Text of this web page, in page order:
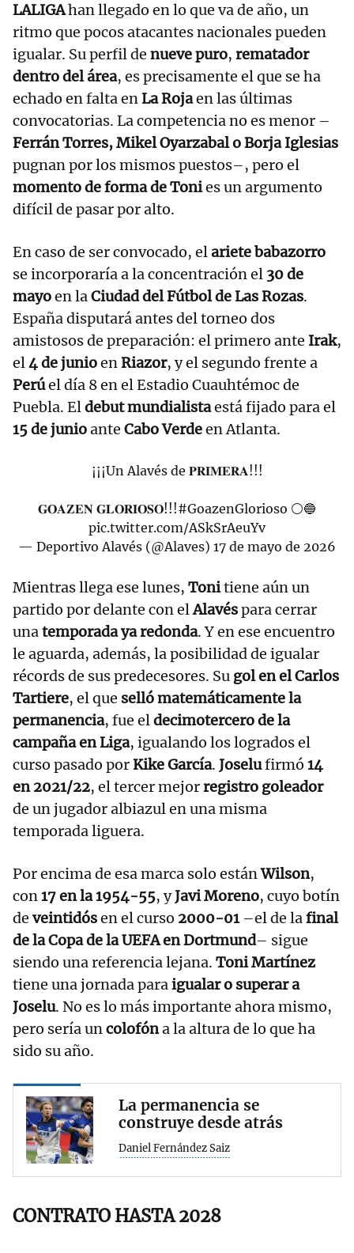
LALIGAhan llegado en lo que va de año, un
ritmo que pocos atacantes nacionales pueden
igualar. Su perfil de nueve puro, rematador
dentro del área, es precisamente el que se ha
echado en falta enLa Rojaen las últimas
convocatorias. La competencia no es menor –
Ferrán Torres, Mikel Oyarzabal o Borja Iglesias
pugnan por los mismos puestos–, pero el
momento de forma de Tonies un argumento
difícil de pasar por alto.
En caso de ser convocado, elariete babazorro
se incorporaría a la concentración el 30 de
mayoen laCiudad del Fútbol de Las Rozas.
España disputará antes del torneo dos
amistosos de preparación: el primero ante Irak,
el4 de junioenRiazor, y el segundo frente a
Perúel día 8 en el Estadio Cuauhtémoc de
Puebla. Eldebut mundialistaestá fijado para el
15 de junioante Cabo Verdeen Atlanta.
¡¡¡Un Alavés de 𝐏𝐑𝐈𝐌𝐄𝐑𝐀!!!
𝐆𝐎𝐀𝐙𝐄𝐍 𝐆𝐋𝐎𝐑𝐈𝐎𝐒𝐎!!!#GoazenGlorioso ⚪️🔵
pic.twitter.com/ASkSrAeuYv
— Deportivo Alavés (@Alaves) 17 de mayo de 2026
Mientras llega ese lunes, Tonitiene aún un
partido por delante con elAlavéspara cerrar
unatemporada ya redonda. Y en ese encuentro
le aguarda, además, la posibilidad de igualar
récords de sus predecesores. Su gol en el Carlos
Tartiere, el que selló matemáticamente la
permanencia, fue eldecimotercero de la
campaña en Liga, igualando los logrados el
curso pasado porKike García. Joselufirmó 14
en 2021/22, el tercer mejorregistro goleador
de un jugador albiazul en una misma
temporada liguera.
Por encima de esa marca solo estánWilson,
con17 en la 1954-55, yJavi Moreno, cuyo botín
de veintidósen el curso 2000-01–el de lafinal
de la Copa de la UEFA en Dortmund– sigue
siendo una referencia lejana. Toni Martínez
tiene una jornada paraigualar o superar a
Joselu. No es lo más importante ahora mismo,
pero sería uncolofóna la altura de lo que ha
sido su año.
La permanencia se
construye desde atrás
Daniel Fernández Saiz
CONTRATO HASTA 2028